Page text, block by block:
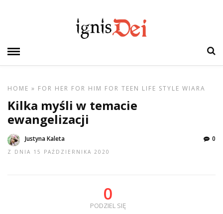
HOME » FOR HER FOR HIM FOR TEEN LIFE STYLE WIARA
Kilka myśli w temacie
ewangelizacji
Justyna Kaleta
Z DNIA 15 PAŹDZIERNIKA 2020
0
0
PODZIEL SIĘ